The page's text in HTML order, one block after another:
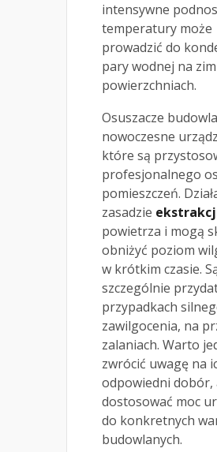
intensywne
temperatury może
prowadzić do
pary wodnej na
powierzchniach.
Osuszacze
nowoczesne
które są
profesjonalnego
pomieszczeń.
zasadzie
powietrza i mogą
obniżyć poziom
w krótkim czasie.
szczególnie
przypadkach
zawilgocenia, na
zalaniach. Warto
zwrócić uwagę na
odpowiedni dobór,
dostosować moc
do konkretnych
budowlanych.